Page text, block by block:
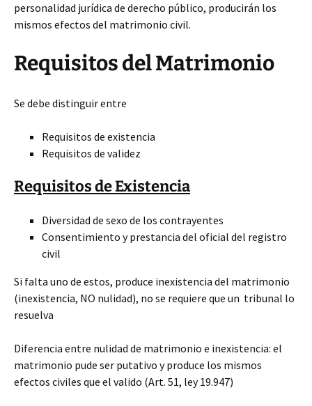
personalidad jurídica de derecho público, producirán los
mismos efectos del matrimonio civil.
Requisitos del Matrimonio
Se debe distinguir entre
Requisitos de existencia
Requisitos de validez
Requisitos de Existencia
Diversidad de sexo de los contrayentes
Consentimiento y prestancia del oficial del registro
civil
Si falta uno de estos, produce inexistencia del matrimonio
(inexistencia, NO nulidad), no se requiere que un tribunal lo
resuelva
Diferencia entre nulidad de matrimonio e inexistencia: el
matrimonio pude ser putativo y produce los mismos
efectos civiles que el valido (Art. 51, ley 19.947)